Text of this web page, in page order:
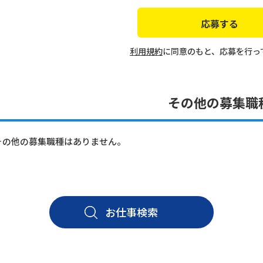
利用規約に同意のもと、応募を行っ
その他の募集職
他の募集職種はありません。
お仕事検索